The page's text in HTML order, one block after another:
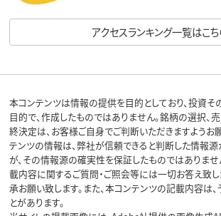
アクセスランキング一覧はこち
本コンテンツは情報の提供を目的としており、投資
目的で、作成したものではありません。銘柄の選択、
終決定は、お客様ご自身でご判断いただきますようお
テンツの情報は、弊社が信頼できると判断した情報
が、その情報源の確実性を保証したものではありませ
載内容に関するご質問・ご照会等には一切お答え致
承お願い致します。また、本コンテンツの記載内容は
とがあります。